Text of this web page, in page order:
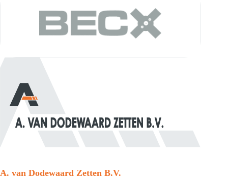
A. van Dodewaard Zetten B.V.